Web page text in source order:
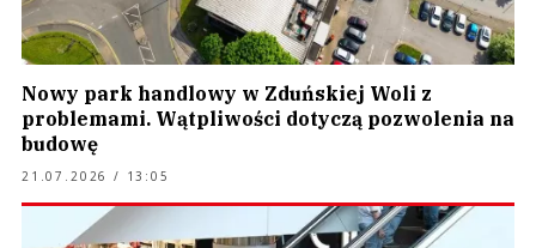
Nowy park handlowy w Zduńskiej Woli z
problemami. Wątpliwości dotyczą pozwolenia na
budowę
21.07.2026 / 13:05